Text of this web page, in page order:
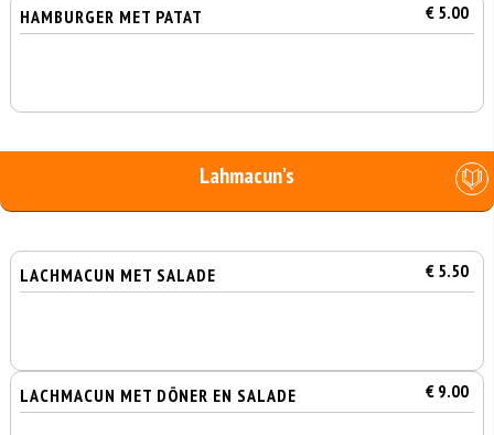
HAMBURGER MET PATAT € 5.00
Lahmacun's
LACHMACUN MET SALADE € 5.50
LACHMACUN MET DÖNER EN SALADE € 9.00